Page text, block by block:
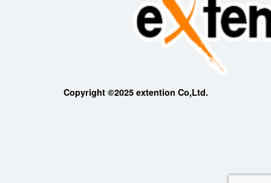
Copyright ©2025 extention Co,Ltd.